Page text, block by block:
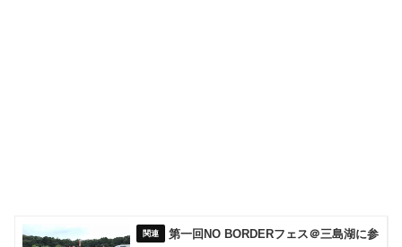
第一回NO BORDERフェス＠三島湖に参